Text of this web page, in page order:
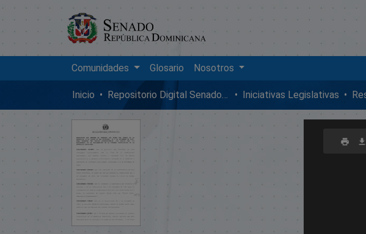
Comunidades Glosario Nosotros
Inicio Repositorio Digital SenadoRD Iniciativas Legislativas